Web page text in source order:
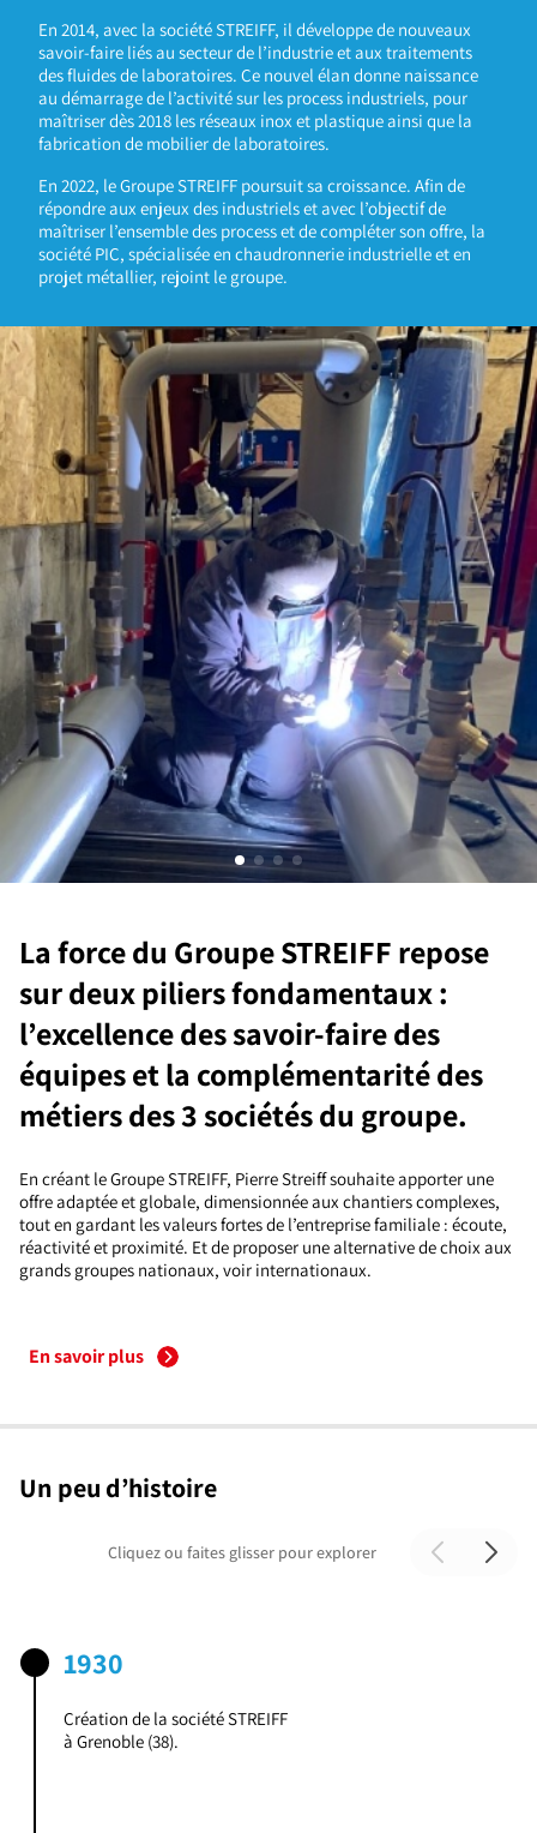
En 2014, avec la société STREIFF, il développe de nouveaux
savoir-faire liés au secteur de l’industrie et aux traitements
des fluides de laboratoires. Ce nouvel élan donne naissance
au démarrage de l’activité sur les process industriels, pour
maîtriser dès 2018 les réseaux inox et plastique ainsi que la
fabrication de mobilier de laboratoires.
En 2022, le Groupe STREIFF poursuit sa croissance. Afin de
répondre aux enjeux des industriels et avec l’objectif de
maîtriser l’ensemble des process et de compléter son offre, la
société PIC, spécialisée en chaudronnerie industrielle et en
projet métallier, rejoint le groupe.
La force du Groupe STREIFF repose
sur deux piliers fondamentaux :
l’excellence des savoir-faire des
équipes et la complémentarité des
métiers des 3 sociétés du groupe.
En créant le Groupe STREIFF, Pierre Streiff souhaite apporter une
offre adaptée et globale, dimensionnée aux chantiers complexes,
tout en gardant les valeurs fortes de l’entreprise familiale : écoute,
réactivité et proximité. Et de proposer une alternative de choix aux
grands groupes nationaux, voir internationaux.
En savoir plus
Un peu d’histoire
Cliquez ou faites glisser pour explorer
1930
Création de la société STREIFF
à Grenoble (38).